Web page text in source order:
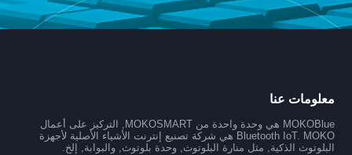
معلومات عنا
MOKOBlue هي وحدة واحدة من MOKOSMART, التركيز على أعمال
Bluetooth IoT. MOKO هي شركة تصنيع إنترنت الأشياء الأصلية لأجهزة
البلوتوث الذكية, مثل منارة البلوتوث, وحدة بلوتوث, والبوابة, إلخ.